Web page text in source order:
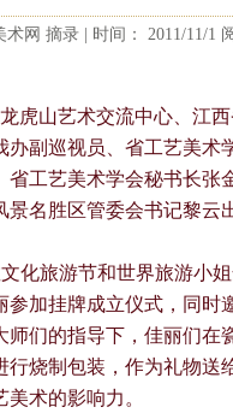
网 摘录 | 时间： 2011/11/1
山艺术交流中心、江
副巡视员、省工艺美术
工艺美术学会秘书长张
名胜区管委会书记黎云
化旅游节和世界旅游小
加挂牌成立仪式，同时
们的指导下，佳丽们在
烧制包装，作为礼物送
术的影响力。